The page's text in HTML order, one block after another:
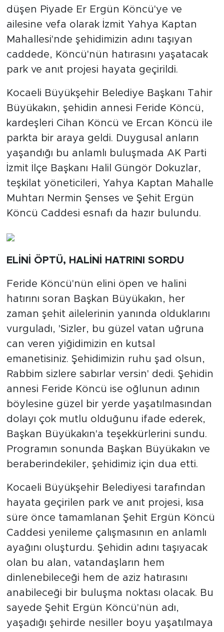
düşen Piyade Er Ergün Köncü'ye ve
ailesine vefa olarak İzmit Yahya Kaptan
Mahallesi'nde şehidimizin adını taşıyan
caddede, Köncü'nün hatırasını yaşatacak
park ve anıt projesi hayata geçirildi.
Kocaeli Büyükşehir Belediye Başkanı Tahir
Büyükakın, şehidin annesi Feride Köncü,
kardeşleri Cihan Köncü ve Ercan Köncü ile
parkta bir araya geldi. Duygusal anların
yaşandığı bu anlamlı buluşmada AK Parti
İzmit İlçe Başkanı Halil Güngör Dokuzlar,
teşkilat yöneticileri, Yahya Kaptan Mahalle
Muhtarı Nermin Şenses ve Şehit Ergün
Köncü Caddesi esnafı da hazır bulundu.
ELİNİ ÖPTÜ, HALİNİ HATRINI SORDU
Feride Köncü'nün elini öpen ve halini
hatırını soran Başkan Büyükakın, her
zaman şehit ailelerinin yanında olduklarını
vurguladı, 'Sizler, bu güzel vatan uğruna
can veren yiğidimizin en kutsal
emanetisiniz. Şehidimizin ruhu şad olsun,
Rabbim sizlere sabırlar versin' dedi. Şehidin
annesi Feride Köncü ise oğlunun adının
böylesine güzel bir yerde yaşatılmasından
dolayı çok mutlu olduğunu ifade ederek,
Başkan Büyükakın'a teşekkürlerini sundu.
Programın sonunda Başkan Büyükakın ve
beraberindekiler, şehidimiz için dua etti.
Kocaeli Büyükşehir Belediyesi tarafından
hayata geçirilen park ve anıt projesi, kısa
süre önce tamamlanan Şehit Ergün Köncü
Caddesi yenileme çalışmasının en anlamlı
ayağını oluşturdu. Şehidin adını taşıyacak
olan bu alan, vatandaşların hem
dinlenebileceği hem de aziz hatırasını
anabileceği bir buluşma noktası olacak. Bu
sayede Şehit Ergün Köncü'nün adı,
yaşadığı şehirde nesiller boyu yaşatılmaya